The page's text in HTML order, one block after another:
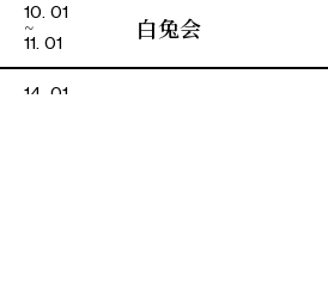
演期二 小册子
10. 01
11. 01
白兔会
14. 01